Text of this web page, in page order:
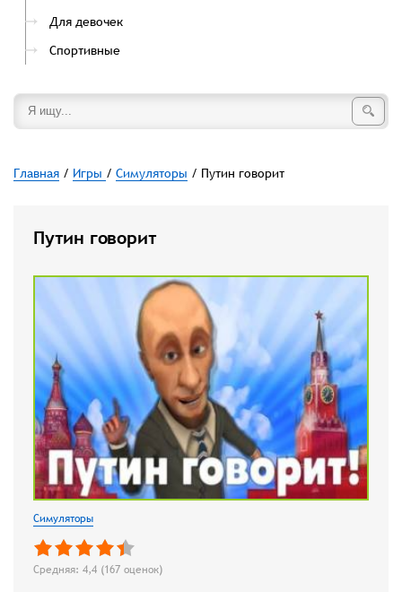
Для девочек
Спортивные
Главная / Игры / Симуляторы / Путин говорит
Путин говорит
Симуляторы
Средняя: 4,4 (167 оценок)